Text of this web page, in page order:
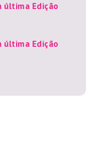
última Edição
última Edição